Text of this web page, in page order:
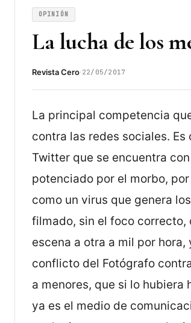
OPINIÓN
La lucha de los
Revista Cero·22/05/2017
La principal competencia
contra las redes sociales. Es
Twitter que se encuentra
potenciado por el morbo,
como un virus que genera
filmado, sin el foco correcto,
escena a otra a mil por
conflicto del Fotógrafo
a menores, que si lo
ya es el medio de